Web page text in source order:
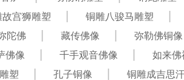
故宫狮雕塑 铜雕八骏马雕塑
陀佛 藏传佛像 弥勒佛铜像
佛像 千手观音佛像 如来佛
塑 孔子铜像 铜雕成吉思